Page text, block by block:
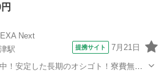
Next
駅
提携サイト 7月21日
！安定した長期のオシゴト！寮費無料